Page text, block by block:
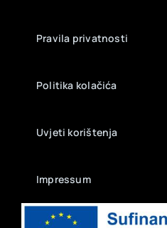
Pravila privatnosti
Politika kolačića
Uvjeti korištenja
Impressum